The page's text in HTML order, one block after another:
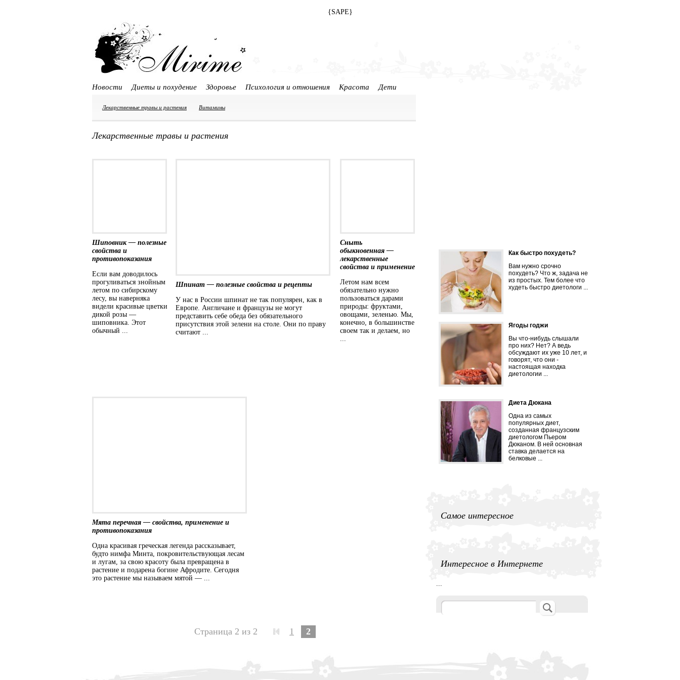
{SAPE}
Новости Диеты и похудение Здоровье Психология и отношения Красота Дети
Лекарственные травы и растения Витамины
Лекарственные травы и растения
Шиповник — полезные
свойства и
противопоказания
Если вам доводилось
прогуливаться знойным
летом по сибирскому
лесу, вы наверняка
видели красивые цветки
дикой розы ―
шиповника. Этот
обычный ...
Шпинат — полезные свойства и рецепты
У нас в России шпинат не так популярен, как в
Европе. Англичане и французы не могут
представить себе обеда без обязательного
присутствия этой зелени на столе. Они по праву
считают ...
Сныть
обыкновенная —
лекарственные
свойства и применение
Летом нам всем
обязательно нужно
пользоваться дарами
природы: фруктами,
овощами, зеленью. Мы,
конечно, в большинстве
своем так и делаем, но
Мята перечная — свойства, применение и
противопоказания
Одна красивая греческая легенда рассказывает,
будто нимфа Минта, покровительствующая лесам
и лугам, за свою красоту была превращена в
растение и подарена богине Афродите. Сегодня
это растение мы называем мятой ― ...
Страница 2 из 2 1 2
Как быстро похудеть?
Вам нужно срочно
похудеть? Что ж, задача не
из простых. Тем более что
худеть быстро диетологи ...
Ягоды годжи
Вы что-нибудь слышали
про них? Нет? А ведь
обсуждают их уже 10 лет, и
говорят, что они -
настоящая находка
диетологии ...
Диета Дюкана
Одна из самых
популярных диет,
созданная французским
диетологом Пьером
Дюканом. В ней основная
ставка делается на
белковые ...
Самое интересное
Интересное в Интернете
...